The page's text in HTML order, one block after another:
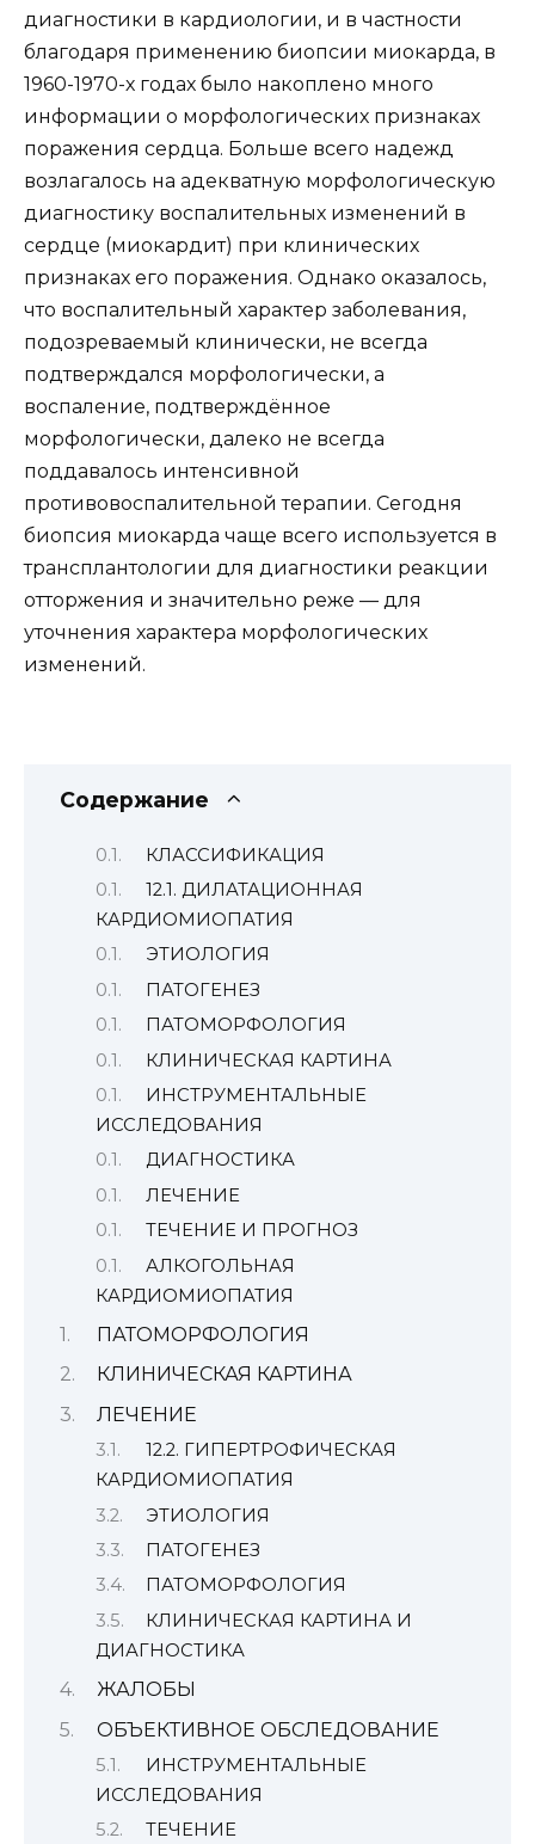
диагностики в кардиологии, и в частности
благодаря применению биопсии миокарда, в
1960-1970-х годах было накоплено много
информации о морфологических признаках
поражения сердца. Больше всего надежд
возлагалось на адекватную морфологическую
диагностику воспалительных изменений в
сердце (миокардит) при клинических
признаках его поражения. Однако оказалось,
что воспалительный характер заболевания,
подозреваемый клинически, не всегда
подтверждался морфологически, а
воспаление, подтверждённое
морфологически, далеко не всегда
поддавалось интенсивной
противовоспалительной терапии. Сегодня
биопсия миокарда чаще всего используется в
трансплантологии для диагностики реакции
отторжения и значительно реже — для
уточнения характера морфологических
изменений.
Содержание
КЛАССИФИКАЦИЯ
12.1. ДИЛАТАЦИОННАЯ
КАРДИОМИОПАТИЯ
ЭТИОЛОГИЯ
ПАТОГЕНЕЗ
ПАТОМОРФОЛОГИЯ
КЛИНИЧЕСКАЯ КАРТИНА
ИНСТРУМЕНТАЛЬНЫЕ
ИССЛЕДОВАНИЯ
ДИАГНОСТИКА
ЛЕЧЕНИЕ
ТЕЧЕНИЕ И ПРОГНОЗ
АЛКОГОЛЬНАЯ
КАРДИОМИОПАТИЯ
ПАТОМОРФОЛОГИЯ
КЛИНИЧЕСКАЯ КАРТИНА
ЛЕЧЕНИЕ
12.2. ГИПЕРТРОФИЧЕСКАЯ
КАРДИОМИОПАТИЯ
ЭТИОЛОГИЯ
ПАТОГЕНЕЗ
ПАТОМОРФОЛОГИЯ
КЛИНИЧЕСКАЯ КАРТИНА И
ДИАГНОСТИКА
ЖАЛОБЫ
ОБЪЕКТИВНОЕ ОБСЛЕДОВАНИЕ
ИНСТРУМЕНТАЛЬНЫЕ
ИССЛЕДОВАНИЯ
ТЕЧЕНИЕ